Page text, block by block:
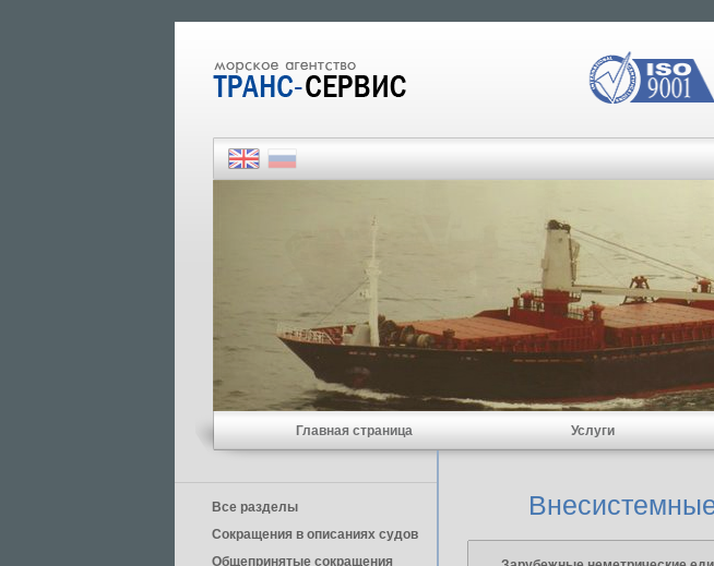
Главная страница Услуги
Все разделы
Сокращения в описаниях судов
Общепринятые сокращения